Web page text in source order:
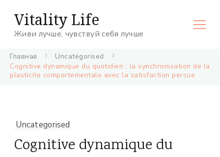
Vitality Life
Живи лучше, чувствуй себя лучше
Главная
Uncategorised
Cognitive dynamique du quotidien : la synchronisation de la
plasticite comportementale avec la satisfaction percue
Uncategorised
Cognitive dynamique du